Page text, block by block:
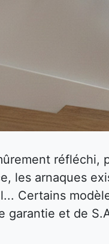
réfléchi,
les arnaques
Certains
garantie et de